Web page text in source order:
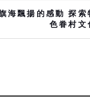
海飄揚的感動 探索
色眷村文